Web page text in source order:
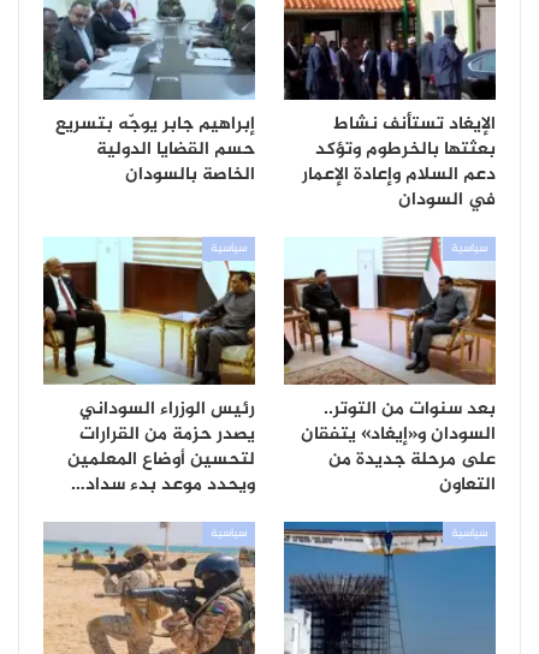
الإيغاد تستأنف نشاط
بعثتها بالخرطوم وتؤكد
دعم السلام وإعادة الإعمار
في السودان
إبراهيم جابر يوجّه بتسريع
حسم القضايا الدولية
الخاصة بالسودان
سياسية
بعد سنوات من التوتر..
السودان و«إيغاد» يتفقان
على مرحلة جديدة من
التعاون
سياسية
رئيس الوزراء السوداني
يصدر حزمة من القرارات
لتحسين أوضاع المعلمين
ويحدد موعد بدء سداد…
سياسية سياسية